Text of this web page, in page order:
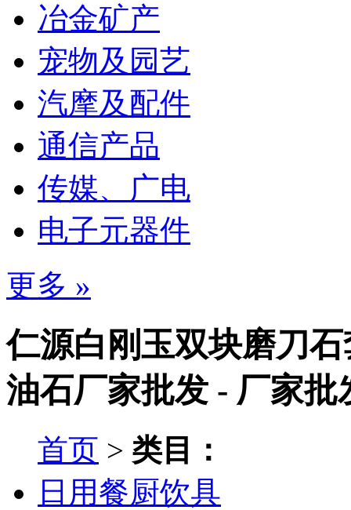
冶金矿产
宠物及园艺
汽摩及配件
通信产品
传媒、广电
电子元器件
更多 »
仁源白刚玉双块磨刀
油石厂家批发 - 厂家批
首页 > 类目：
日用餐厨饮具